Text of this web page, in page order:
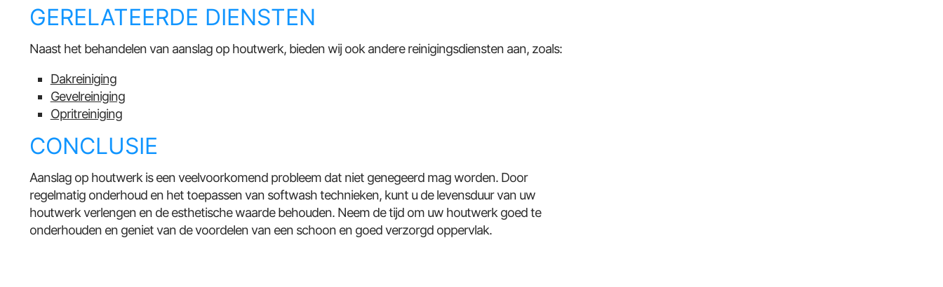
GERELATEERDE DIENSTEN
Naast het behandelen van aanslag op houtwerk, bieden wij ook andere reinigingsdiensten aan, zoals:
Dakreiniging
Gevelreiniging
Opritreiniging
CONCLUSIE
Aanslag op houtwerk is een veelvoorkomend probleem dat niet genegeerd mag worden. Door
regelmatig onderhoud en het toepassen van softwash technieken, kunt u de levensduur van uw
houtwerk verlengen en de esthetische waarde behouden. Neem de tijd om uw houtwerk goed te
onderhouden en geniet van de voordelen van een schoon en goed verzorgd oppervlak.